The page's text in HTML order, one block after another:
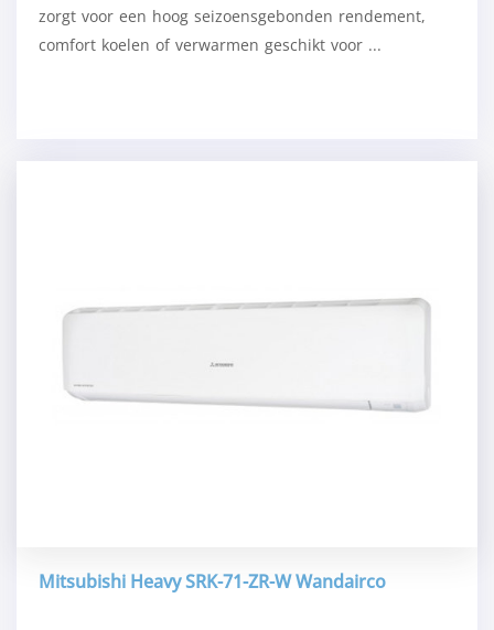
zorgt voor een hoog seizoensgebonden rendement,
comfort koelen of verwarmen geschikt voor ...
Mitsubishi Heavy SRK-71-ZR-W Wandairco